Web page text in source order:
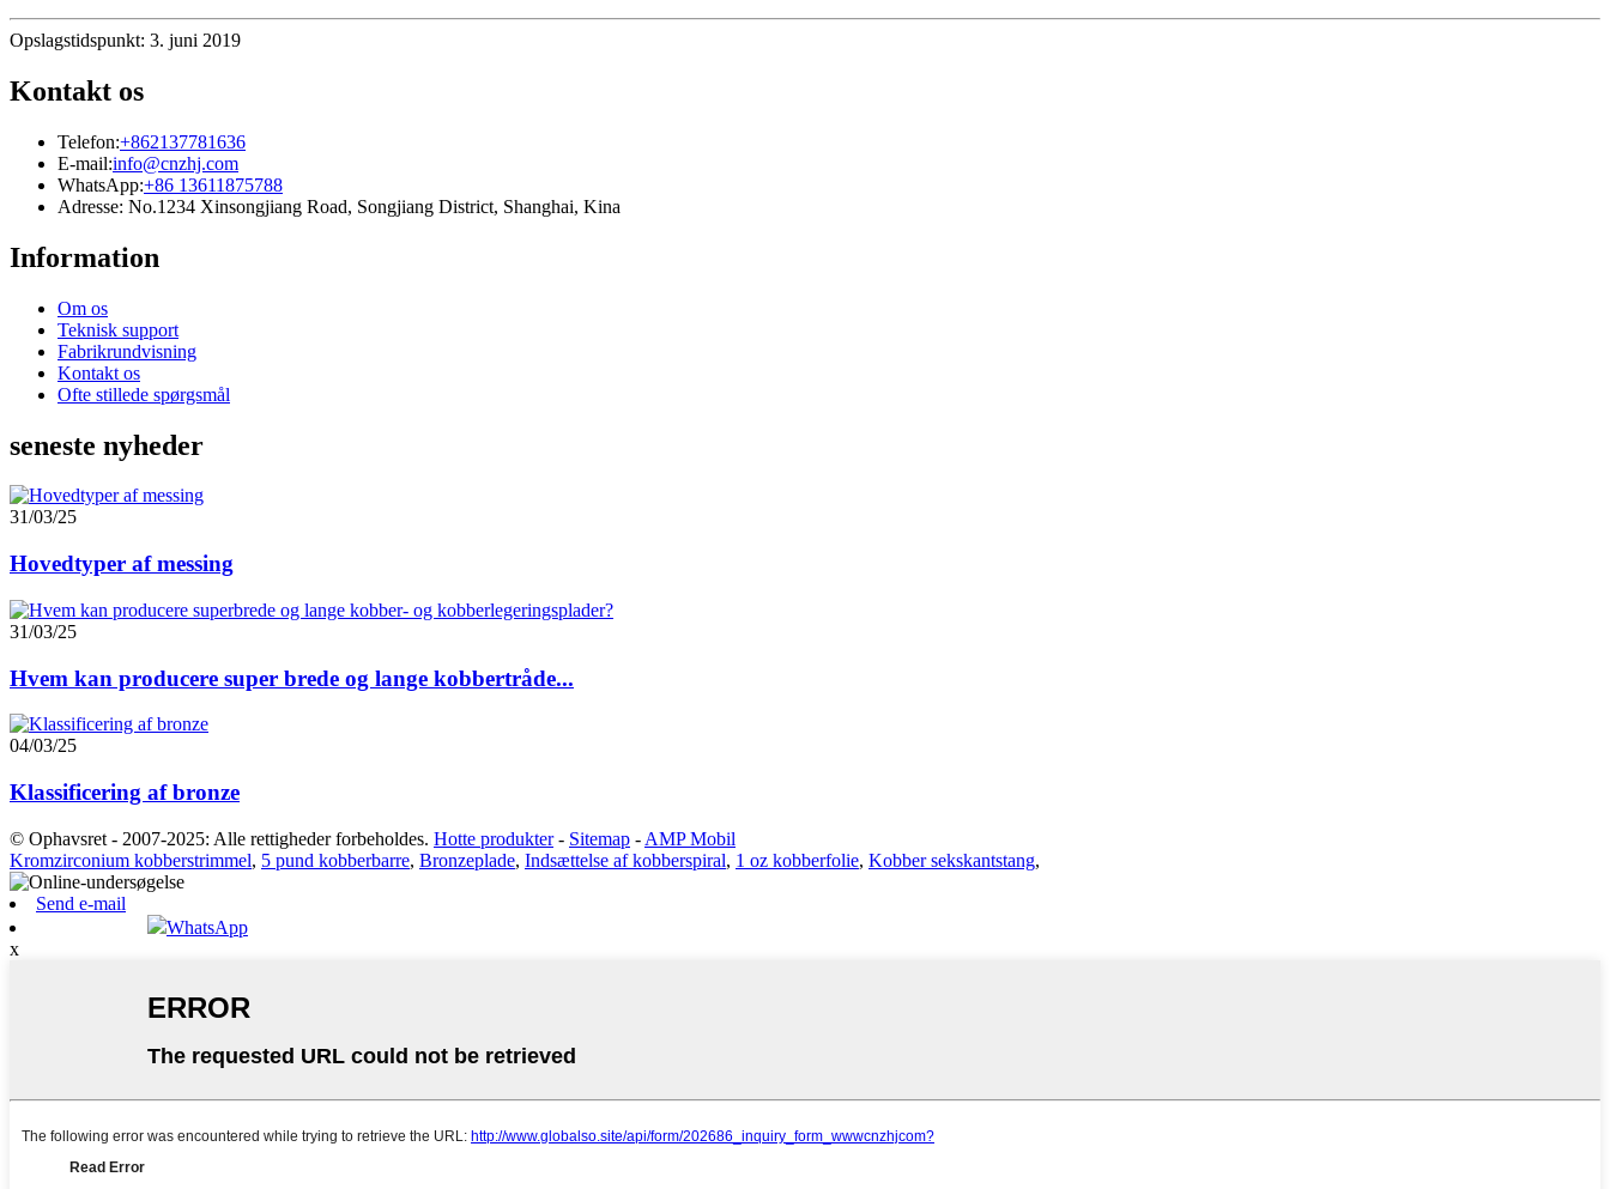
Opslagstidspunkt: 3. juni 2019
Kontakt os
Telefon:+862137781636
E-mail:info@cnzhj.com
WhatsApp:+86 13611875788
Adresse: No.1234 Xinsongjiang Road, Songjiang District, Shanghai, Kina
Information
Om os
Teknisk support
Fabrikrundvisning
Kontakt os
Ofte stillede spørgsmål
seneste nyheder
31/03/25
Hovedtyper af messing
31/03/25
Hvem kan producere super brede og lange kobbertråde...
04/03/25
Klassificering af bronze
© Ophavsret - 2007-2025: Alle rettigheder forbeholdes. Hotte produkter- Sitemap - AMP Mobil
Kromzirconium kobberstrimmel, 5 pund kobberbarre, Bronzeplade, Indsættelse af kobberspiral, 1 oz kobberfolie, Kobber sekskantstang,
Send e-mail
WhatsApp
x